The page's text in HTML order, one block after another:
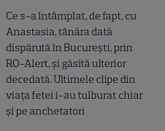
Ce s-a întâmplat, de fapt, cu
Anastasia, tânăra dată
dispărută în București, prin
RO-Alert, și găsită ulterior
decedată. Ultimele clipe din
viața fetei i-au tulburat chiar
și pe anchetatori